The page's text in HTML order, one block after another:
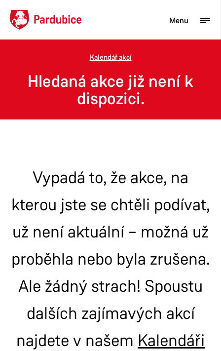
Turista
Aktuality
Kalendář akcí
Hledaná akce již není k
dispozici.
Vypadá to, že akce, na
kterou jste se chtěli podívat,
už není aktuální – možná už
proběhla nebo byla zrušena.
Ale žádný strach! Spoustu
dalších zajímavých akcí
najdete v našem Kalendáři
Menu